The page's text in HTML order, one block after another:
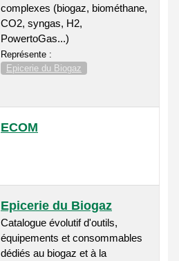
complexes (biogaz, biométhane,
CO2, syngas, H2,
PowertoGas...)
Représente :
Epicerie du Biogaz
ECOM
Epicerie du Biogaz
Catalogue évolutif d'outils,
équipements et consommables
dédiés au biogaz et à la